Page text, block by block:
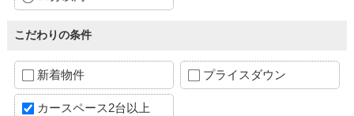
こだわりの条件
新着物件 プライスダウン
カースペース2台以上